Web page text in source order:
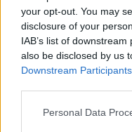
your opt-out. You may
disclosure of your
IAB’s list of
also be disclosed by us
Downstream Participants
Personal Data
Actus Info
Elon Musk
selon une
Auto Pour Vous